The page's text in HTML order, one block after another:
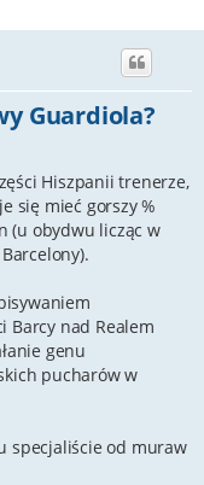
Guardiola?
Hiszpanii trenerze,
się mieć gorszy %
(u obydwu licząc w
Barcy nad Realem
genu
pucharów w
specjaliście od muraw